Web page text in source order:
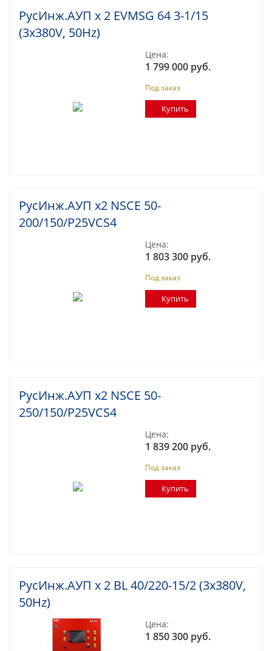
РусИнж.АУП х 2 EVMSG 64 3-1/15
(3x380V, 50Hz)
Цена:
1 799 000 руб.
Под заказ
Купить
РусИнж.АУП х2 NSCE 50-
200/150/P25VCS4
Цена:
1 803 300 руб.
Под заказ
Купить
РусИнж.АУП х2 NSCE 50-
250/150/P25VCS4
Цена:
1 839 200 руб.
Под заказ
Купить
РусИнж.АУП х 2 BL 40/220-15/2 (3x380V,
50Hz)
Цена:
1 850 300 руб.